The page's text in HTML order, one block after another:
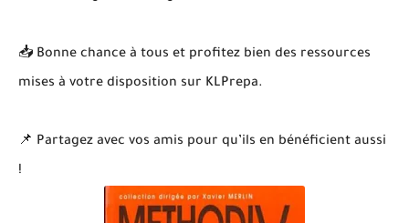
📥 Bonne chance à tous et profitez bien des ressources
mises à votre disposition sur KLPrepa.
📌 Partagez avec vos amis pour qu’ils en bénéficient aussi
!